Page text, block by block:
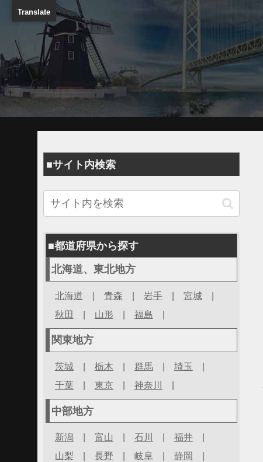
■サイト内検索
■都道府県から探す
北海道、東北地方
北海道 | 青森 | 岩手| 宮城|
秋田 | 山形 | 福島 |
関東地方
茨城| 栃木 | 群馬 | 埼玉 |
千葉| 東京| 神奈川 |
中部地方
新潟 富山 石川 福井|
山梨
長野 岐阜| 静岡
Translate